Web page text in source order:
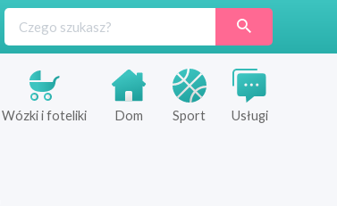
Wózki i foteliki Dom Sport Usługi